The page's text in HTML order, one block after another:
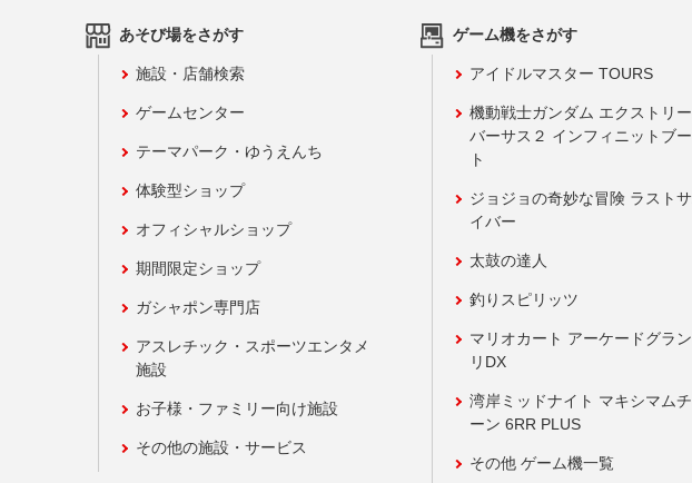
あそび場をさがす
施設・店舗検索
ゲームセンター
テーマパーク・ゆうえんち
体験型ショップ
オフィシャルショップ
期間限定ショップ
ガシャポン専門店
アスレチック・スポーツエンタメ
施設
お子様・ファミリー向け施設
その他の施設・サービス
ゲーム機をさがす
アイドルマスター TOURS
機動戦士ガンダム エクストリ
バーサス２ インフィニットブ
ト
ジョジョの奇妙な冒険 ラスト
イバー
太鼓の達人
釣りスピリッツ
マリオカート アーケードグラ
リDX
湾岸ミッドナイト マキシマムチ
ーン 6RR PLUS
その他 ゲーム機一覧